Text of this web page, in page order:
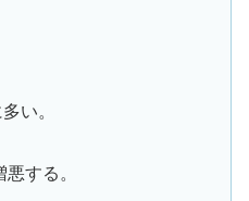
い。
する。